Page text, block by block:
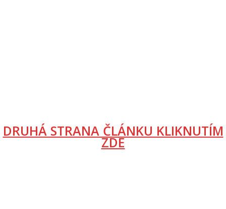
DRUHÁ STRANA ČLÁNKU KLIKNUTÍM
ZDE